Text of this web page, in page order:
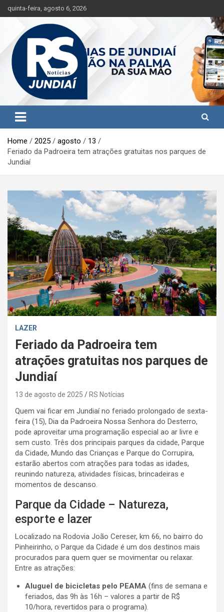
k
t
quinta-feira, agosto 6, 2026
RS Notícias Jundiaí
Jundiaí e região na palma da sua mão!
Home 2025 agosto
13
Feriado da Padroeira tem atrações gratuitas nos parques de
Jundiaí
LAZER
Feriado da Padroeira tem
atrações gratuitas nos parques de
Jundiaí
13 de agosto de 2025 RS Notícias
Quem vai ficar em Jundiaí no feriado prolongado de sexta-
feira (15), Dia da Padroeira Nossa Senhora do Desterro,
pode aproveitar uma programação especial ao ar livre e
sem custo. Três dos principais parques da cidade, Parque
da Cidade, Mundo das Crianças e Parque do Corrupira,
estarão abertos com atrações para todas as idades,
reunindo natureza, atividades físicas, brincadeiras e
momentos de descanso.
Parque da Cidade – Natureza,
esporte e lazer
Localizado na Rodovia João Cereser, km 66, no bairro do
Pinheirinho, o Parque da Cidade é um dos destinos mais
procurados para quem quer se movimentar ou relaxar.
Entre as atrações:
Aluguel de bicicletas pelo PEAMA (fins de semana e
feriados, das 9h às 16h – valores a partir de R$
10/hora, revertidos para o programa).